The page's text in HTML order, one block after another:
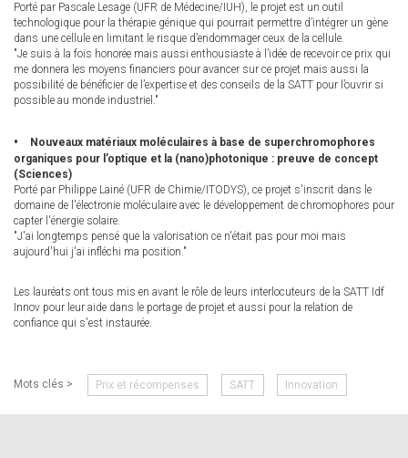
Porté par Pascale Lesage (UFR de Médecine/IUH), le projet est un outil
technologique pour la thérapie génique qui pourrait permettre d’intégrer un gène
dans une cellule en limitant le risque d’endommager ceux de la cellule.
"Je suis à la fois honorée mais aussi enthousiaste à l’idée de recevoir ce prix qui
me donnera les moyens financiers pour avancer sur ce projet mais aussi la
possibilité de bénéficier de l’expertise et des conseils de la SATT pour l’ouvrir si
possible au monde industriel."
Nouveaux matériaux moléculaires à base de superchromophores
organiques pour l’optique et la (nano)photonique : preuve de concept
(Sciences)
Porté par Philippe Lainé (UFR de Chimie/ITODYS), ce projet s'inscrit dans le
domaine de l'électronie moléculaire avec le développement de chromophores pour
capter l'énergie solaire.
"J'ai longtemps pensé que la valorisation ce n'était pas pour moi mais
aujourd'hui j'ai infléchi ma position."
Les lauréats ont tous mis en avant le rôle de leurs interlocuteurs de la SATT Idf
Innov pour leur aide dans le portage de projet et aussi pour la relation de
confiance qui s'est instaurée.
Mots clés > Prix et récompenses SATT Innovation